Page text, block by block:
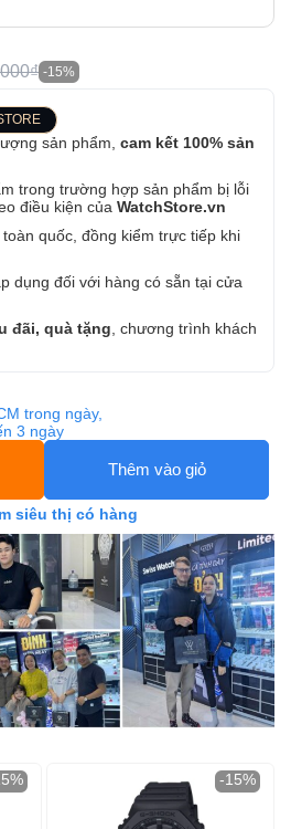
-15%
sản phẩm, cam kết 100% sản
trong trường hợp sản phẩm bị lỗi
điều kiện của WatchStore.vn
quốc, đồng kiểm trực tiếp khi
dụng đối với hàng có sẵn tại cửa
đãi, quà tặng , chương trình khách
trong ngày,
3 ngày
Thêm vào giỏ
siêu thị có hàng
-15%